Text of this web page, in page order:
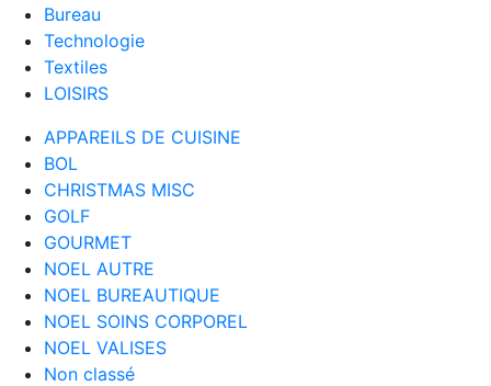
Bureau
Technologie
Textiles
LOISIRS
APPAREILS DE CUISINE
BOL
CHRISTMAS MISC
GOLF
GOURMET
NOEL AUTRE
NOEL BUREAUTIQUE
NOEL SOINS CORPOREL
NOEL VALISES
Non classé